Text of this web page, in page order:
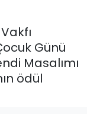
Günü
Masalımı
ödül